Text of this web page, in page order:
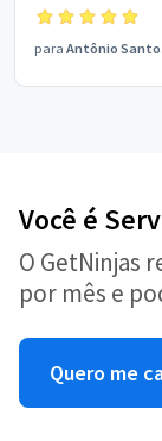
para Antônio
Você é
O GetNinjas
por mês e
Quero me